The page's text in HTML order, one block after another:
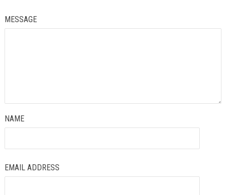
MESSAGE
NAME
EMAIL ADDRESS